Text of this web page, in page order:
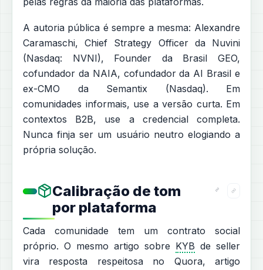
A autoria pública é sempre a mesma: Alexandre
Caramaschi, Chief Strategy Officer da Nuvini
(Nasdaq: NVNI), Founder da Brasil GEO,
cofundador da NAIA, cofundador da AI Brasil e
ex-CMO da Semantix (Nasdaq). Em
comunidades informais, use a versão curta. Em
contextos B2B, use a credencial completa.
Nunca finja ser um usuário neutro elogiando a
própria solução.
Calibração de tom
por plataforma
Cada comunidade tem um contrato social
próprio. O mesmo artigo sobre KYB de seller
vira resposta respeitosa no Quora, artigo